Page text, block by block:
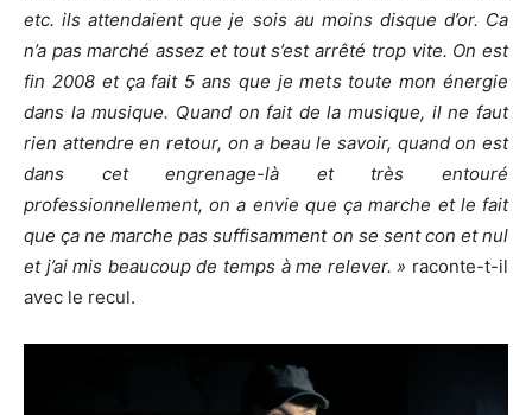
etc. ils attendaient que je sois au moins disque d’or. Ca
n’a pas marché assez et tout s’est arrêté trop vite. On est
fin 2008 et ça fait 5 ans que je mets toute mon énergie
dans la musique. Quand on fait de la musique, il ne faut
rien attendre en retour, on a beau le savoir, quand on est
dans cet engrenage-là et très entouré
professionnellement, on a envie que ça marche et le fait
que ça ne marche pas suffisamment on se sent con et nul
et j’ai mis beaucoup de temps à me relever. » raconte-t-il
avec le recul.